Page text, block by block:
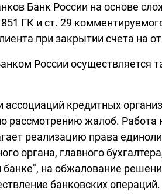
Банк России на основе
ГК и ст. 29
при закрытии счета на
России осуществляется
кредитных
рассмотрению жалоб. Работа
реализацию права
органа, главного
на обжалование
банковских операций.